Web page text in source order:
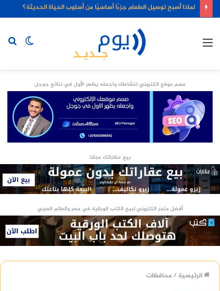
لماذا أصبح توصيل الطعام جزءًا أساسيًا من أسلوب الحياة الحديثة؟
الوضع
صمم موقع الكتروني لنشاطك واجعله يظهر الأول في نتائج جوجل
بيع عقاراتك مجانا
أفضل متجر الكتروني لبيع الكتب الورقية في مصر والعالم العربي
الرئيسية / محافظات